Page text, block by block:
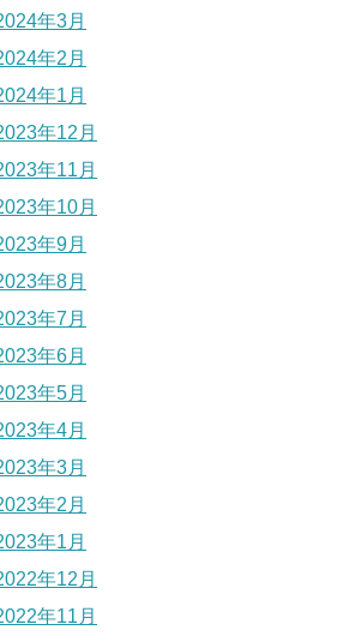
年3月
年2月
年1月
年12月
年11月
年10月
年9月
年8月
年7月
年6月
年5月
年4月
年3月
年2月
年1月
年12月
年11月